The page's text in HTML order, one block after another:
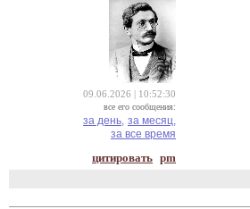
09.06.2026 | 10:52:30
все его сообщения:
за день, за месяц,
за все время
цитировать pm